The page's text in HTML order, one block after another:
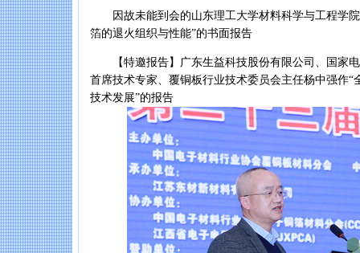
因故未能到会的山东理工大学材料科学与工程学院
箔的退火组织与性能”的书面报告
【特邀报告】广东生益科技股份有限公司、国家电
首席技术专家、覆铜板行业技术委员会主任杨中强作“
技术发展”的报告